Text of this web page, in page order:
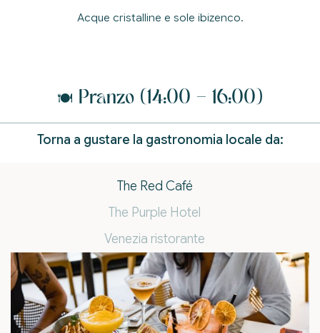
Acque cristalline e sole ibizenco.
🍽️ Pranzo (14:00 – 16:00)
Torna a gustare la gastronomia locale da:
The Red Café
The Purple Hotel
Venezia ristorante